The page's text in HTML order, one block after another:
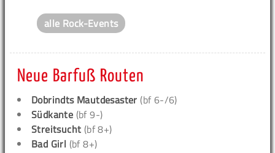
alle Rock-Events
Neue Barfuß Routen
Dobrindts Mautdesaster (bf 6-/6)
Südkante (bf 9-)
Streitsucht (bf 8+)
Bad Girl (bf 8+)